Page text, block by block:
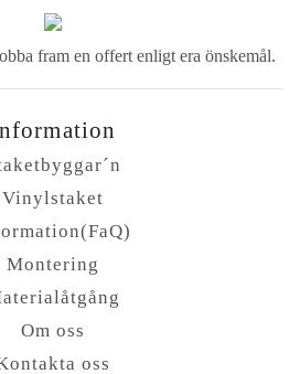
fram en offert enligt era önskemål.
Vinylstaket
Montering
Om oss
oss